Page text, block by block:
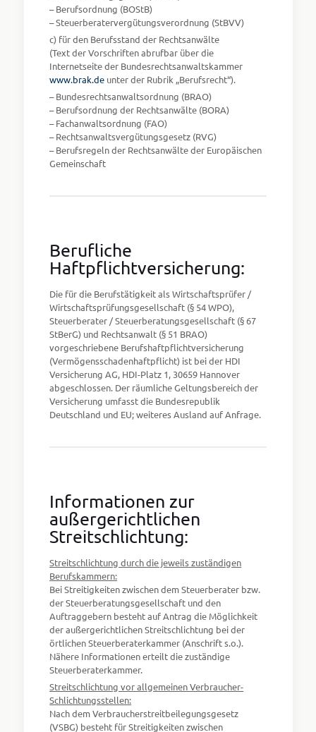
– Berufsordnung (BOStB)
– Steuerberatervergütungsverordnung (StBVV)
c) für den Berufsstand der Rechtsanwälte
(Text der Vorschriften abrufbar über die
Internetseite der Bundesrechtsanwaltskammer
www.brak.de unter der Rubrik „Berufsrecht“).
– Bundesrechtsanwaltsordnung (BRAO)
– Berufsordnung der Rechtsanwälte (BORA)
– Fachanwaltsordnung (FAO)
– Rechtsanwaltsvergütungsgesetz (RVG)
– Berufsregeln der Rechtsanwälte der Europäischen
Gemeinschaft
Berufliche
Haftpflichtversicherung:
Die für die Berufstätigkeit als Wirtschaftsprüfer /
Wirtschaftsprüfungsgesellschaft (§ 54 WPO),
Steuerberater / Steuerberatungsgesellschaft (§ 67
StBerG) und Rechtsanwalt (§ 51 BRAO)
vorgeschriebene Berufshaftpflichtversicherung
(Vermögensschadenhaftpflicht) ist bei der HDI
Versicherung AG, HDI-Platz 1, 30659 Hannover
abgeschlossen. Der räumliche Geltungsbereich der
Versicherung umfasst die Bundesrepublik
Deutschland und EU; weiteres Ausland auf Anfrage.
Informationen zur
außergerichtlichen
Streitschlichtung:
Streitschlichtung durch die jeweils zuständigen
Berufskammern:
Bei Streitigkeiten zwischen dem Steuerberater bzw.
der Steuerberatungsgesellschaft und den
Auftraggebern besteht auf Antrag die Möglichkeit
der außergerichtlichen Streitschlichtung bei der
örtlichen Steuerberaterkammer (Anschrift s.o.).
Nähere Informationen erteilt die zuständige
Steuerberaterkammer.
Streitschlichtung vor allgemeinen Verbraucher-
Schlichtungsstellen:
Nach dem Verbraucherstreitbeilegungsgesetz
(VSBG) besteht für Streitigkeiten zwischen